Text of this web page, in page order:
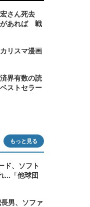
さん死去
があれば 戦
リスマ漫画
界有数の読
ストセラー
もっと見る
ド、ソフト
...「他球団
男、ソファ